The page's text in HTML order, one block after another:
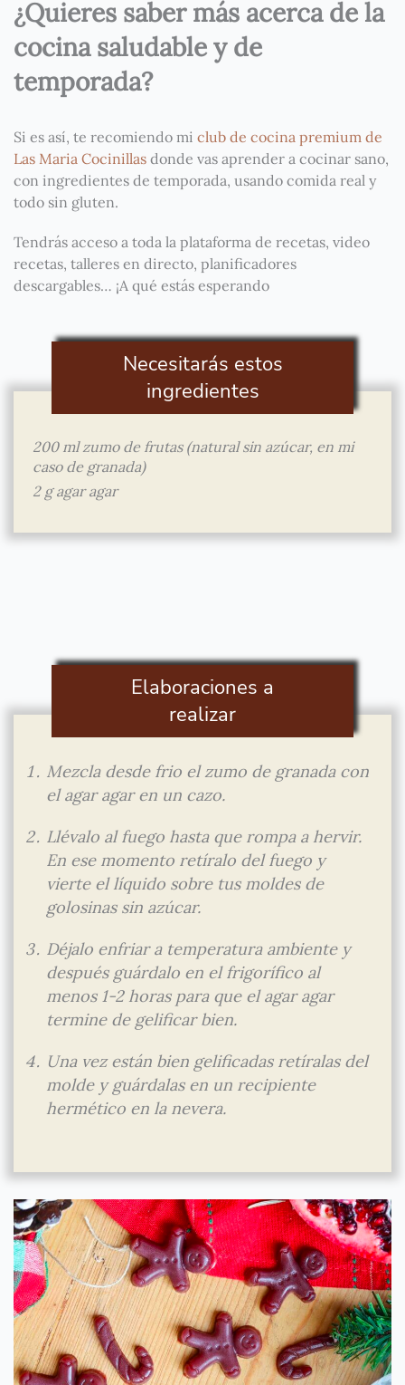
¿Quieres saber más acerca de la
cocina saludable y de
temporada?
Si es así, te recomiendo mi club de cocina premium de
Las Maria Cocinillas donde vas aprender a cocinar sano,
con ingredientes de temporada, usando comida real y
todo sin gluten.
Tendrás acceso a toda la plataforma de recetas, video
recetas, talleres en directo, planificadores
descargables… ¡A qué estás esperando
Necesitarás estos
ingredientes
200 ml zumo de frutas (natural sin azúcar, en mi
caso de granada)
2 g agar agar
Elaboraciones a
realizar
Mezcla desde frio el zumo de granada con
el agar agar en un cazo.
Llévalo al fuego hasta que rompa a hervir.
En ese momento retíralo del fuego y
vierte el líquido sobre tus moldes de
golosinas sin azúcar.
Déjalo enfriar a temperatura ambiente y
después guárdalo en el frigorífico al
menos 1-2 horas para que el agar agar
termine de gelificar bien.
Una vez están bien gelificadas retíralas del
molde y guárdalas en un recipiente
hermético en la nevera.